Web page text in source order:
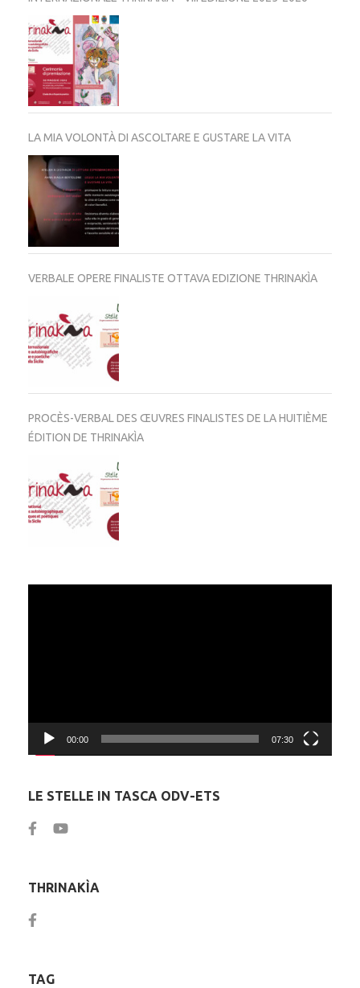
LA MIA VOLONTÀ DI ASCOLTARE E GUSTARE LA VITA
VERBALE OPERE FINALISTE OTTAVA EDIZIONE THRINAKÌA
PROCÈS-VERBAL DES ŒUVRES FINALISTES DE LA HUITIÈME
ÉDITION DE THRINAKÌA
00:00 07:30
LE STELLE IN TASCA ODV-ETS
THRINAKÌA
TAG